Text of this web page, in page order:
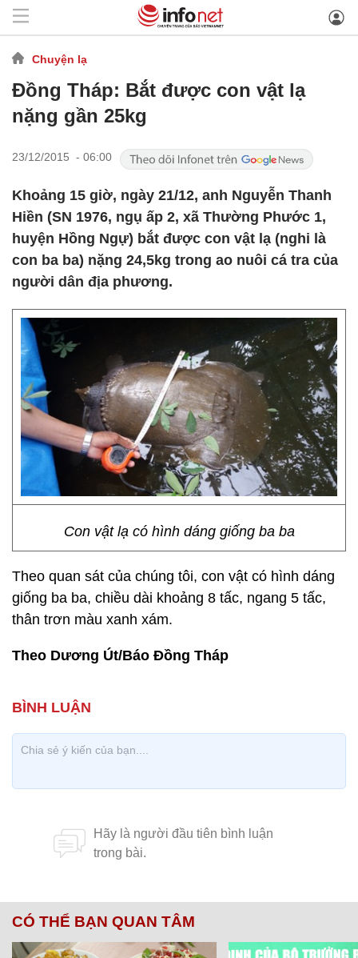
Chuyện lạ
Đồng Tháp: Bắt được con vật lạ
nặng gần 25kg
23/12/2015 - 06:00
Khoảng 15 giờ, ngày 21/12, anh Nguyễn Thanh
Hiền (SN 1976, ngụ ấp 2, xã Thường Phước 1,
huyện Hồng Ngự) bắt được con vật lạ (nghi là
con ba ba) nặng 24,5kg trong ao nuôi cá tra của
người dân địa phương.
Con vật lạ có hình dáng giống ba ba
Theo quan sát của chúng tôi, con vật có hình dáng
giống ba ba, chiều dài khoảng 8 tấc, ngang 5 tấc,
thân trơn màu xanh xám.
Theo Dương Út/Báo Đồng Tháp
CÓ THỂ BẠN QUAN TÂM